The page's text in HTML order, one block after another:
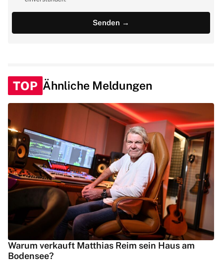
TOP Ähnliche Meldungen
Warum verkauft Matthias Reim sein Haus am
Bodensee?